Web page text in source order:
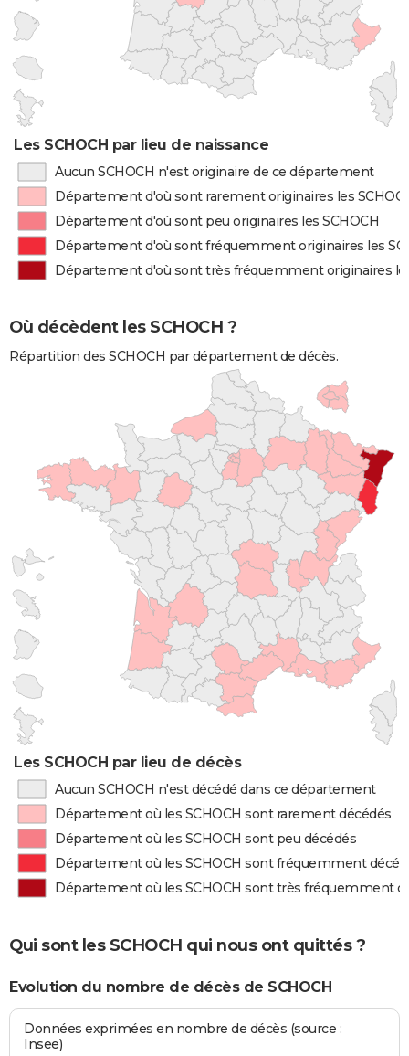
Les SCHOCH par lieu de naissance
Aucun SCHOCH n'est originaire de ce département
Département d'où sont rarement originaires les
Département d'où sont peu originaires les SCHOCH
Département d'où sont fréquemment originaires les
Département d'où sont très fréquemment originaires
Où décèdent les SCHOCH ?
Répartition des SCHOCH par département de décès.
Les SCHOCH par lieu de décès
Aucun SCHOCH n'est décédé dans ce département
Département où les SCHOCH sont rarement décédés
Département où les SCHOCH sont peu décédés
Département où les SCHOCH sont fréquemment
Département où les SCHOCH sont très fréquemment
Qui sont les SCHOCH qui nous ont quittés ?
Evolution du nombre de décès de SCHOCH
Données exprimées en nombre de décès (source :
Insee)